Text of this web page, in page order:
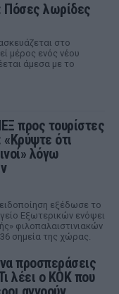
Πόσες λωρίδες
στο
μέρος ενός νέου
άμεσα με το
προς τουρίστες
ότι
λόγω
εξέδωσε το
Εξωτερικών ενόψει
φιλοπαλαιστινιακών
σημεία της χώρας.
προσπεράσεις
λέει ο ΚΟΚ που